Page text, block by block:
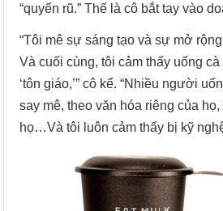
“quyến rũ.” Thế là cô bắt tay vào
“Tôi mê sự sáng tạo và sự mở
Và cuối cùng, tôi cảm thấy uống
‘tôn giáo,’” cô kể. “Nhiều người
say mê, theo văn hóa riêng của
họ…Và tôi luôn cảm thấy bị kỹ nghệ